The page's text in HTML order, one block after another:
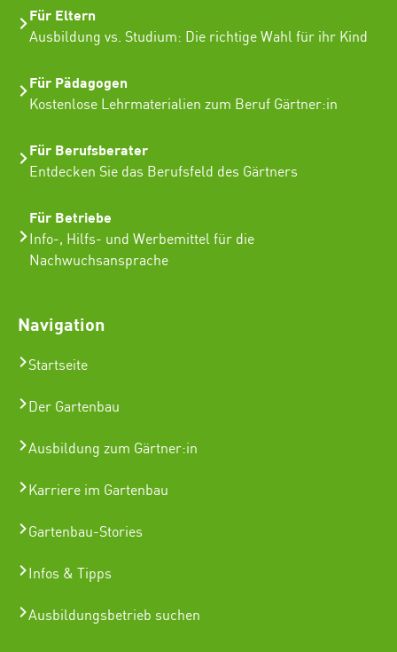
Für Eltern
Ausbildung vs. Studium: Die richtige Wahl für ihr Kind
Für Pädagogen
Kostenlose Lehrmaterialien zum Beruf Gärtner:in
Für Berufsberater
Entdecken Sie das Berufsfeld des Gärtners
Für Betriebe
Info-, Hilfs- und Werbemittel für die
Nachwuchsansprache
Navigation
Startseite
Der Gartenbau
Ausbildung zum Gärtner:in
Karriere im Gartenbau
Gartenbau-Stories
Infos & Tipps
Ausbildungsbetrieb suchen